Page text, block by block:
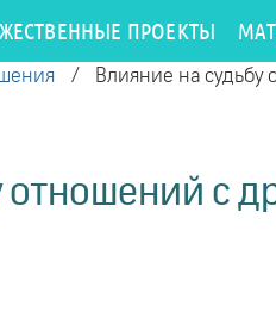
ПРОЕКТЫ
/ Влияние на
отношений с